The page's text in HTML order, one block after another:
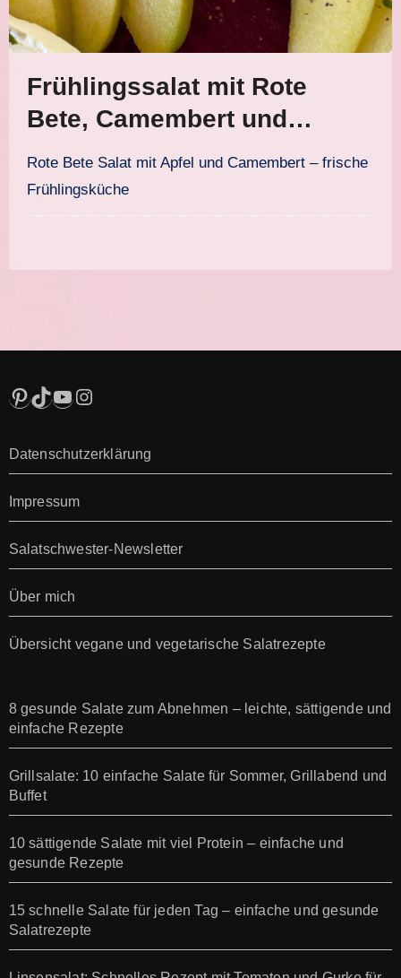
Frühlingssalat mit Rote
Bete, Camembert und
Kresse
Rote Bete Salat mit Apfel und Camembert – frische
Frühlingsküche
Pinterest
TikTok
YouTube
Instagram
Datenschutzerklärung
Impressum
Salatschwester-Newsletter
Über mich
Übersicht vegane und vegetarische Salatrezepte
8 gesunde Salate zum Abnehmen – leichte, sättigende und
einfache Rezepte
Grillsalate: 10 einfache Salate für Sommer, Grillabend und
Buffet
10 sättigende Salate mit viel Protein – einfache und
gesunde Rezepte
15 schnelle Salate für jeden Tag – einfache und gesunde
Salatrezepte